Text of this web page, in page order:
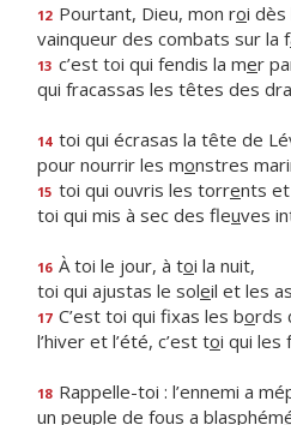
12 Pourtant, Dieu, mon roi dès
vainqueur des combats sur la f
13 c’est toi qui fendis la mer
qui fracassas les têtes des
14 toi qui écrasas la tête de
pour nourrir les monstres
15 toi qui ouvris les torrents
toi qui mis à sec des fleuves
16 À toi le jour, à toi la nuit,
toi qui ajustas le soleil et les
17 C’est toi qui fixas les bords
l’hiver et l’été, c’est toi qui les
18 Rappelle-toi : l’ennemi a
un peuple de fous a blasphém